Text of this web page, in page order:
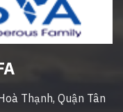
Thạnh, Quận Tân